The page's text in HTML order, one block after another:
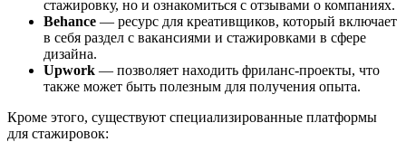
стажировку, но и ознакомиться с отзывами о компаниях.
Behance — ресурс для креативщиков, который включает
в себя раздел с вакансиями и стажировками в сфере
дизайна.
Upwork — позволяет находить фриланс-проекты, что
также может быть полезным для получения опыта.
Кроме этого, существуют специализированные платформы
для стажировок: